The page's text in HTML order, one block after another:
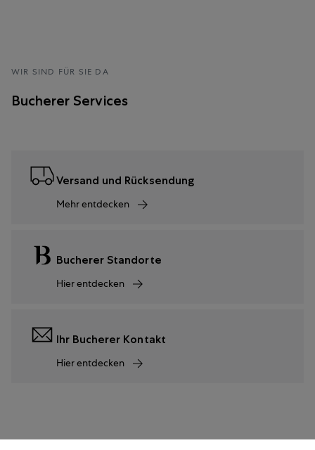
WIR SIND FÜR SIE DA
Bucherer Services
Versand und Rücksendung
Mehr entdecken
Bucherer Standorte
Hier entdecken
Ihr Bucherer Kontakt
Hier entdecken